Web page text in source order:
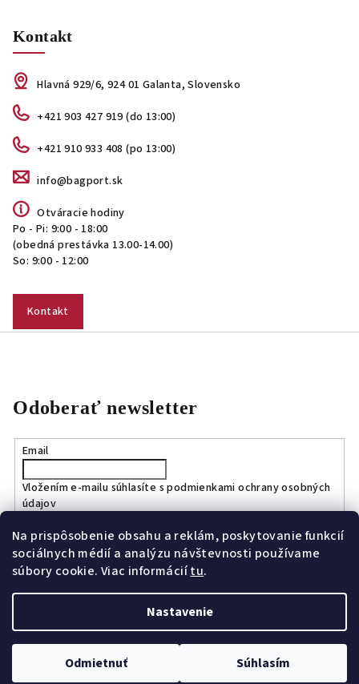
Na prispôsobenie obsahu a reklám, poskytovanie funkcií
sociálnych médií a analýzu návštevnosti používame
súbory cookie. Viac informáciítu.
Nastavenie
Odmietnuť Súhlasím
Kontakt
Hlavná 929/6, 924 01 Galanta, Slovensko
+421 903 427 919 (do 13:00)
+421 910 933 408 (po 13:00)
info@bagport.sk
Otváracie hodiny
Po - Pi: 9:00 - 18:00
(obedná prestávka 13.00-14.00)
So: 9:00 - 12:00
Kontakt
Odoberať newsletter
Email
Vložením e-mailu súhlasíte spodmienkami ochrany osobných
údajov
Prihlásiť sa
Copyright 2026Bagport.sk. Všetky práva vyhradené.Upraviť
nastavenie cookies
Vytvoril Shoptet a Adatelier